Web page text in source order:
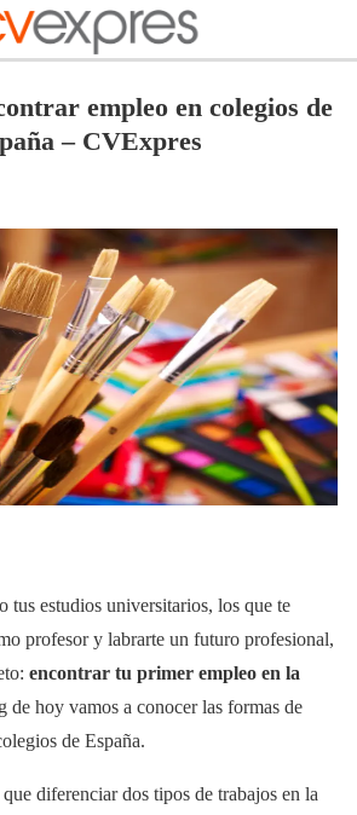
empleo en colegios de
– CVExpres
tus estudios universitarios, los que te
profesor y labrarte un futuro profesional,
encontrar tu primer empleo en la
de hoy vamos a conocer las formas de
de España.
diferenciar dos tipos de trabajos en la